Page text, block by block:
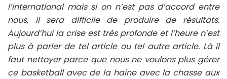
l’international mais si on n’est pas d’accord entre
nous, il sera difficile de produire de résultats.
Aujourd’hui la crise est très profonde et l’heure n’est
plus à parler de tel article ou tel autre article. Là il
faut nettoyer parce que nous ne voulons plus gérer
ce basketball avec de la haine avec la chasse aux